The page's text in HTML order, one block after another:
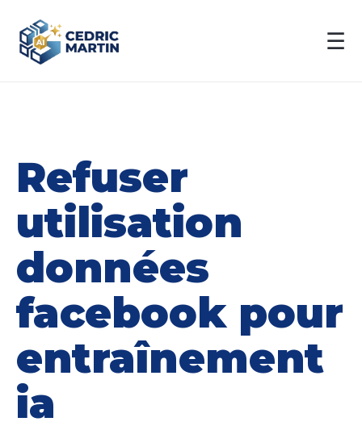
☰
Refuser
utilisation
données
facebook pour
entraînement
ia